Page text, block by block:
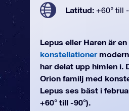
Latitud: +60° till
Lepus eller Haren är en
konstellationer
har delat upp himlen i.
Orion familj med
Lepus ses bäst i
+60° till -90°).